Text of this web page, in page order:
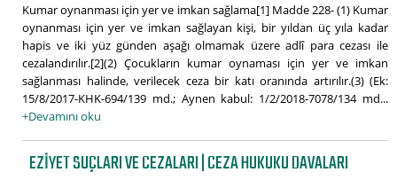
Kumar oynanması için yer ve imkan sağlama[1] Madde 228- (1) Kumar
oynanması için yer ve imkan sağlayan kişi, bir yıldan üç yıla kadar
hapis ve iki yüz günden aşağı olmamak üzere adlî para cezası ile
cezalandırılır.[2](2) Çocukların kumar oynaması için yer ve imkan
sağlanması halinde, verilecek ceza bir katı oranında artırılır.(3) (Ek:
15/8/2017-KHK-694/139 md.; Aynen kabul: 1/2/2018-7078/134 md...
+Devamını oku
EZIYET SUÇLARI VE CEZALARI | CEZA HUKUKU DAVALARI